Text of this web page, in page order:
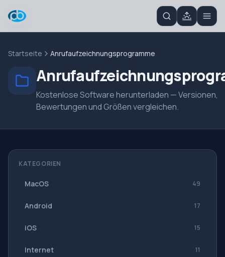
Startseite Anrufaufzeichnungsprogramme
Kostenlose Software herunterladen — Versionen,
Bewertungen und Größen vergleichen.
KATEGORIEN
MacOS 49
Android 17
iOS 15
Internet 11